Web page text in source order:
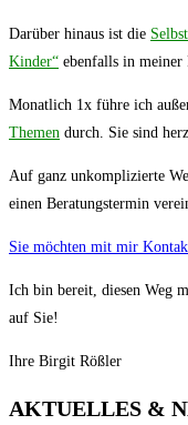
Darüber hinaus ist die
Kinder“ ebenfalls in meiner
Monatlich 1x führe ich
Themen durch. Sie sind
Auf ganz unkomplizierte
einen Beratungstermin
Sie möchten mit mir
Ich bin bereit, diesen Weg
auf Sie!
Ihre Birgit Rößler
AKTUELLES &